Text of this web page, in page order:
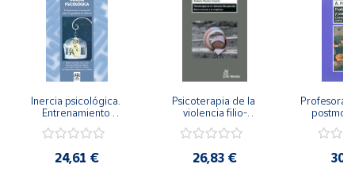
Inercia psicológica.
Entrenamiento
Igualdad de Género.
24,61 €
Psicoterapia de la
violencia filio-
secreto y la
26,83 €